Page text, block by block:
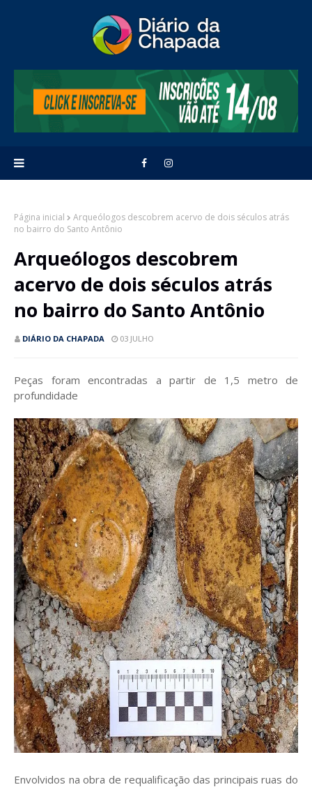
Página inicial
Arqueólogos descobrem acervo de dois séculos atrás
no bairro do Santo Antônio
Arqueólogos descobrem
acervo de dois séculos atrás
no bairro do Santo Antônio
DIÁRIO DA CHAPADA 03 JULHO
Peças foram encontradas a partir de 1,5 metro de
profundidade
Envolvidos na obra de requalificação das principais ruas do